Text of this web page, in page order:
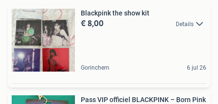
Blackpink the show kit
€ 8,00 Details
Gorinchem 6 jul 26
Pass VIP officiel BLACKPINK – Born Pink